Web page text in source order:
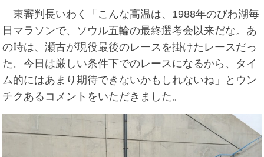
東審判長いわく「こんな高温は、1988年のびわ湖毎
日マラソンで、ソウル五輪の最終選考会以来だな。あ
の時は、瀬古が現役最後のレースを掛けたレースだっ
た。今日は厳しい条件下でのレースになるから、タイ
ム的にはあまり期待できないかもしれないね」とウン
チクあるコメントをいただきました。